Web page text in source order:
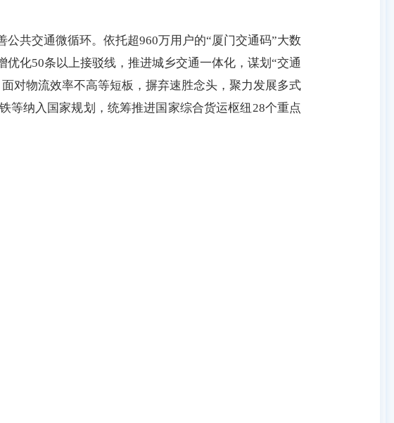
共交通微循环。依托超960万用户的“厦门交通码”大数
优化50条以上接驳线，推进城乡交通一体化，谋划“交通
对物流效率不高等短板，摒弃速胜念头，聚力发展多式
等纳入国家规划，统筹推进国家综合货运枢纽28个重点